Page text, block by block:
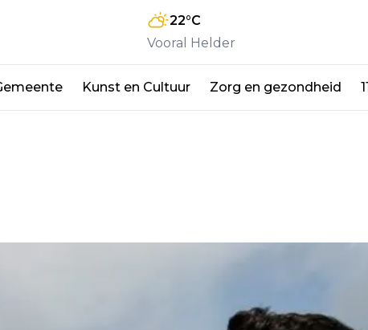
22°C
Vooral Helder
Kunst en Cultuur Zorg en gezondheid